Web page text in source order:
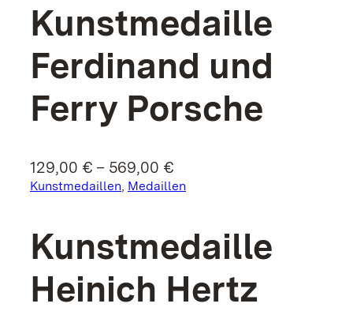
Kunst­medaille
Ferdinand und
Ferry Porsche
129,00 € – 569,00 €
129,00 €
bis
Kunstmedaillen, Medaillen
Kunst­medaille
Heinich Hertz